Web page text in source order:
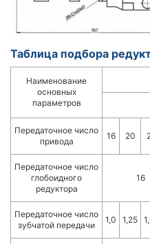
Таблица подбора
Наименование
основных
параметров
Передаточное число
привода
16 20
Передаточное число
глобоидного
редуктора
16
Передаточное число
зубчатой передачи
1,0 1,25